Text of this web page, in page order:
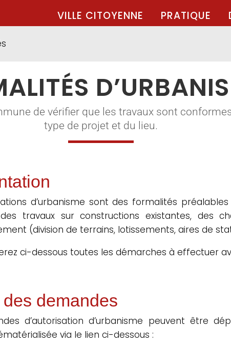
VILLE CITOYENNE PRATIQUE
de vérifier que les travaux sont
type de projet et du lieu.
d’urbanisme sont des formalités
des travaux sur constructions existantes, des
(division de terrains, lotissements, aires de
ci-dessous toutes les démarches à effectuer
demandes
d’autorisation d’urbanisme peuvent être
via le lien ci-dessous :